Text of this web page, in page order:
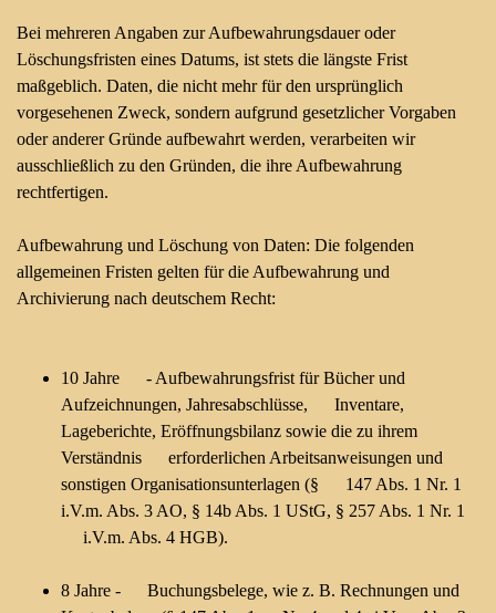
Bei mehreren Angaben zur Aufbewahrungsdauer oder
Löschungsfristen eines Datums, ist stets die längste Frist
maßgeblich. Daten, die nicht mehr für den ursprünglich
vorgesehenen Zweck, sondern aufgrund gesetzlicher Vorgaben
oder anderer Gründe aufbewahrt werden, verarbeiten wir
ausschließlich zu den Gründen, die ihre Aufbewahrung
rechtfertigen.
Aufbewahrung und Löschung von Daten: Die folgenden
allgemeinen Fristen gelten für die Aufbewahrung und
Archivierung nach deutschem Recht:
10 Jahre - Aufbewahrungsfrist für Bücher und
Aufzeichnungen, Jahresabschlüsse, Inventare,
Lageberichte, Eröffnungsbilanz sowie die zu ihrem
Verständnis erforderlichen Arbeitsanweisungen und
sonstigen Organisationsunterlagen (§ 147 Abs. 1 Nr. 1
i.V.m. Abs. 3 AO, § 14b Abs. 1 UStG, § 257 Abs. 1 Nr. 1
i.V.m. Abs. 4 HGB).
8 Jahre - Buchungsbelege, wie z. B. Rechnungen und